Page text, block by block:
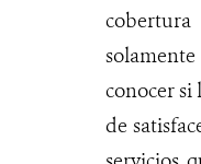
conocer si
de